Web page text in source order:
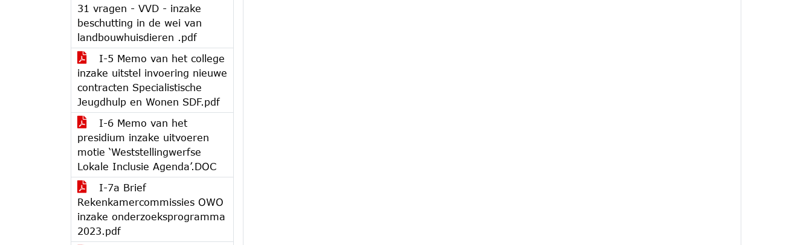
31 vragen - VVD - inzake
beschutting in de wei van
landbouwhuisdieren .pdf
I-5 Memo van het college
inzake uitstel invoering nieuwe
contracten Specialistische
Jeugdhulp en Wonen SDF.pdf
I-6 Memo van het
presidium inzake uitvoeren
motie ‘Weststellingwerfse
Lokale Inclusie Agenda’.DOC
I-7a Brief
Rekenkamercommissies OWO
inzake onderzoeksprogramma
2023.pdf